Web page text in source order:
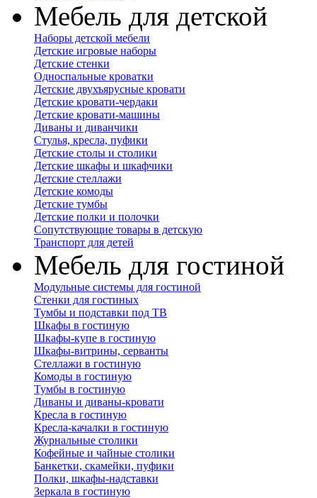
Мебель для детской
Наборы детской мебели
Детские игровые наборы
Детские стенки
Односпальные кроватки
Детские двухъярусные кровати
Детские кровати-чердаки
Детские кровати-машины
Диваны и диванчики
Стулья, кресла, пуфики
Детские столы и столики
Детские шкафы и шкафчики
Детские стеллажи
Детские комоды
Детские тумбы
Детские полки и полочки
Сопутствующие товары в детскую
Транспорт для детей
Мебель для гостиной
Модульные системы для гостиной
Стенки для гостиных
Тумбы и подставки под ТВ
Шкафы в гостиную
Шкафы-купе в гостиную
Шкафы-витрины, серванты
Стеллажи в гостиную
Комоды в гостиную
Тумбы в гостиную
Диваны и диваны-кровати
Кресла в гостиную
Кресла-качалки в гостиную
Журнальные столики
Кофейные и чайные столики
Банкетки, скамейки, пуфики
Полки, шкафы-надставки
Зеркала в гостиную